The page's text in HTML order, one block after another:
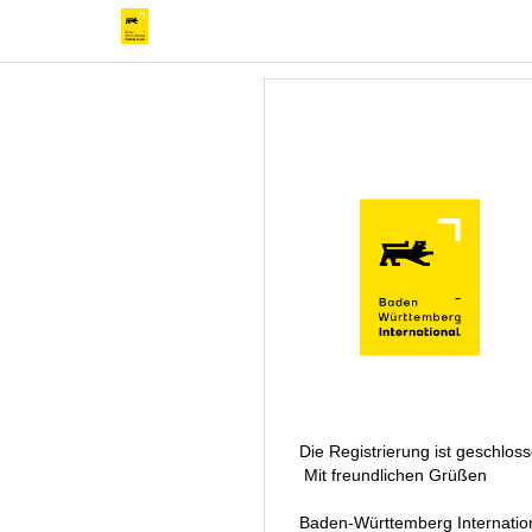
Die Registrierung ist
Mit freundlichen Grüßen
Baden-Württemberg